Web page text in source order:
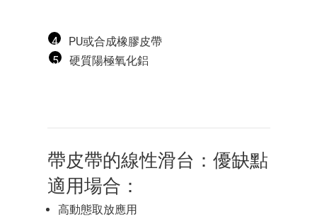
4
PU或合成橡膠皮帶
5
硬質陽極氧化鋁
帶皮帶的線性滑台：優缺點
適用場合：
高動態取放應用